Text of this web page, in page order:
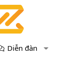
Diễn đàn